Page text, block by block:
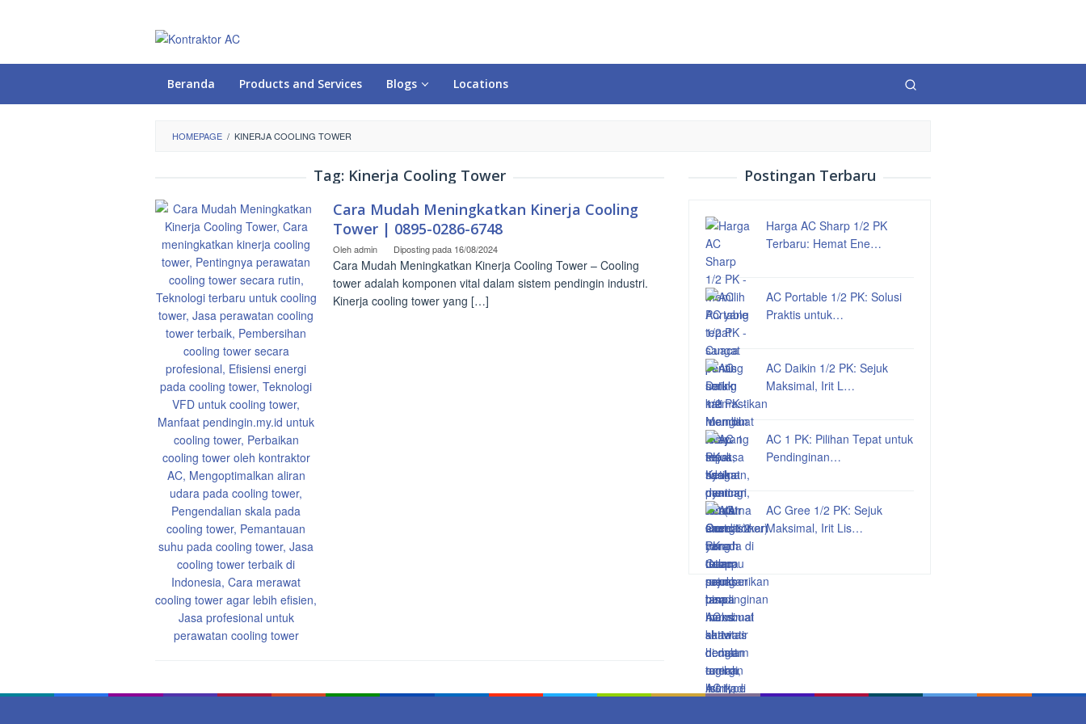
Beranda Products and Services Blogs Locations
HOMEPAGE / KINERJA COOLING TOWER
Tag: Kinerja Cooling Tower
Cara Mudah Meningkatkan Kinerja Cooling
Tower | 0895-0286-6748
Olehadmin Diposting pada 16/08/2024
Cara Mudah Meningkatkan Kinerja Cooling Tower – Cooling
tower adalah komponen vital dalam sistem pendingin industri.
Kinerja cooling tower yang […]
Postingan Terbaru
Harga AC Sharp 1/2 PK
Terbaru: Hemat Ene…
AC Portable 1/2 PK: Solusi
Praktis untuk…
AC Daikin 1/2 PK: Sejuk
Maksimal, Irit L…
AC 1 PK: Pilihan Tepat untuk
Pendinginan…
AC Gree 1/2 PK: Sejuk
Maksimal, Irit Lis…